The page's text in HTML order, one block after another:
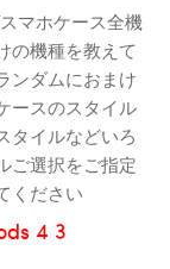
マホケース全機
の機種を教えて
ンダムにおまけ
ースのスタイル
タイルなどいろ
ご選択をご指定
ください
4 3